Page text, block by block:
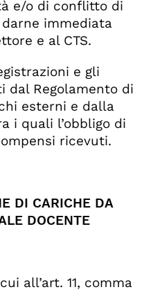
e/o di conflitto di
immediata
e al CTS.
e gli
dal Regolamento di
esterni e dalla
i quali l’obbligo di
ricevuti.
DI CARICHE DA
DOCENTE
all’art. 11, comma